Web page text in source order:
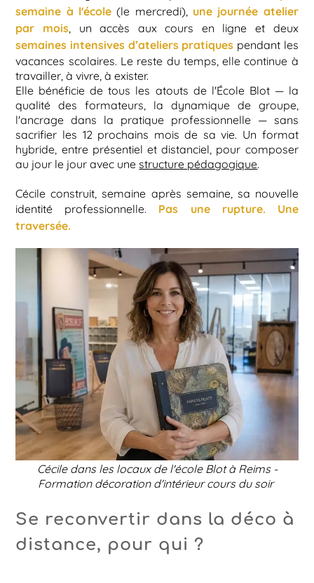
semaine à l'école (le mercredi), une journée atelier
par mois, un accès aux cours en ligne et deux
semaines intensives d’ateliers pratiques pendant les
vacances scolaires. Le reste du temps, elle continue à
travailler, à vivre, à exister.
Elle bénéficie de tous les atouts de l'École Blot — la
qualité des formateurs, la dynamique de groupe,
l'ancrage dans la pratique professionnelle — sans
sacrifier les 12 prochains mois de sa vie. Un format
hybride, entre présentiel et distanciel, pour composer
au jour le jour avec unestructure pédagogique.
Cécile construit, semaine après semaine, sa nouvelle
identité professionnelle. Pas une rupture. Une
traversée.
Cécile dans les locaux de l'école Blot à Reims -
Formation décoration d'intérieur cours du soir
Se reconvertir dans la déco à
distance, pour qui ?